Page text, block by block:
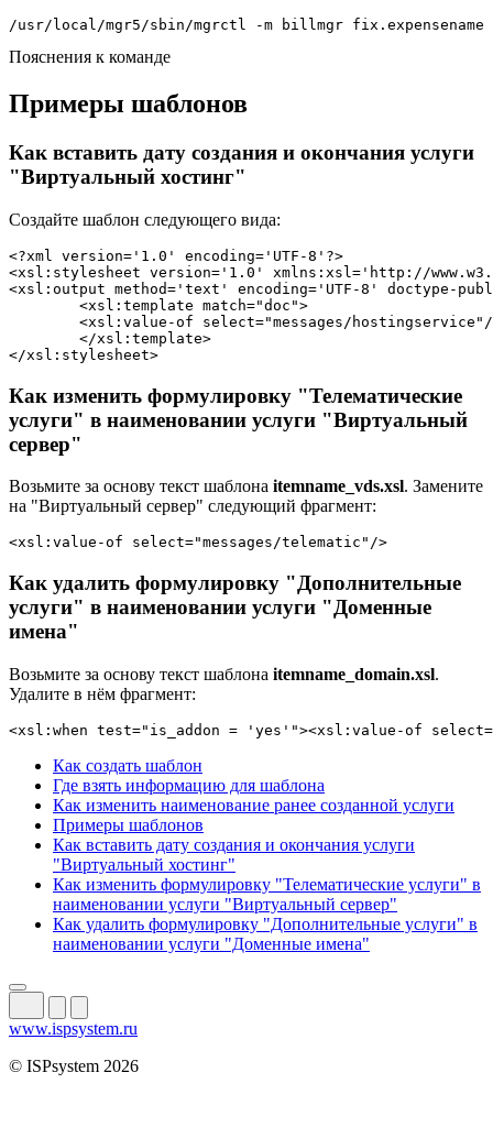
/usr/local/mgr5/sbin/mgrctl -m billmgr fix.expensename
Пояснения к команде
Примеры шаблонов
Как вставить дату создания и окончания услуги
"Виртуальный хостинг"
Создайте шаблон следующего вида:
<?xml version='1.0' encoding='UTF-8'?>
<xsl:stylesheet version='1.0' xmlns:xsl='http://
<xsl:output method='text' encoding='UTF-8' doctype-
</xsl:stylesheet>
Как изменить формулировку "Телематические
услуги" в наименовании услуги "Виртуальный
сервер"
Возьмите за основу текст шаблона itemname_vds.xsl. Замените
на "Виртуальный сервер" следующий фрагмент:
<xsl:value-of select="messages/telematic"/>
Как удалить формулировку "Дополнительные
услуги" в наименовании услуги "Доменные
имена"
Возьмите за основу текст шаблона itemname_domain.xsl.
Удалите в нём фрагмент:
<xsl:when test="is_addon = 'yes'"><xsl:value-of
Как создать шаблон
Где взять информацию для шаблона
Как изменить наименование ранее созданной услуги
Примеры шаблонов
Как вставить дату создания и окончания услуги
"Виртуальный хостинг"
Как изменить формулировку "Телематические услуги" в
наименовании услуги "Виртуальный сервер"
Как удалить формулировку "Дополнительные услуги" в
наименовании услуги "Доменные имена"
www.ispsystem.ru
© ISPsystem 2026